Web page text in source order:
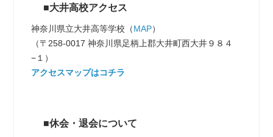
■大井高校アクセス
神奈川県立大井高等学校（ MAP）
（〒258-0017 神奈川県足柄上郡大井町西大井９８４
−１）
アクセスマップはコチラ
■休会・退会について